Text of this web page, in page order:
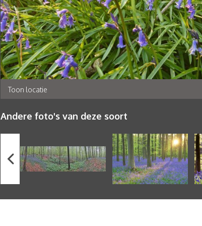
Toon locatie
Andere foto's van deze soort